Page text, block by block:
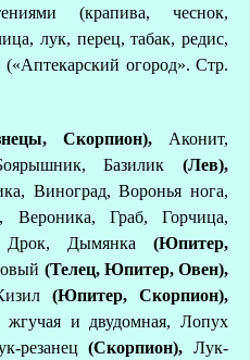
(крапива, чеснок,
лук, перец, табак, редис,
(«Аптекарский огород». Стр.
Скорпион), Аконит,
Базилик (Лев),
Виноград, Воронья нога,
Вероника, Граб, Горчица,
Дрок, Дымянка (Юпитер,
(Телец, Юпитер, Овен),
(Юпитер, Скорпион),
жгучая и двудомная, Лопух
резанец(Скорпион),Лук-